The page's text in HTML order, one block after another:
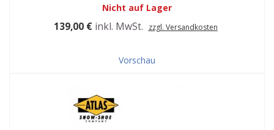
Nicht auf Lager
139,00 € inkl. MwSt. zzgl. Versandkosten
Vorschau